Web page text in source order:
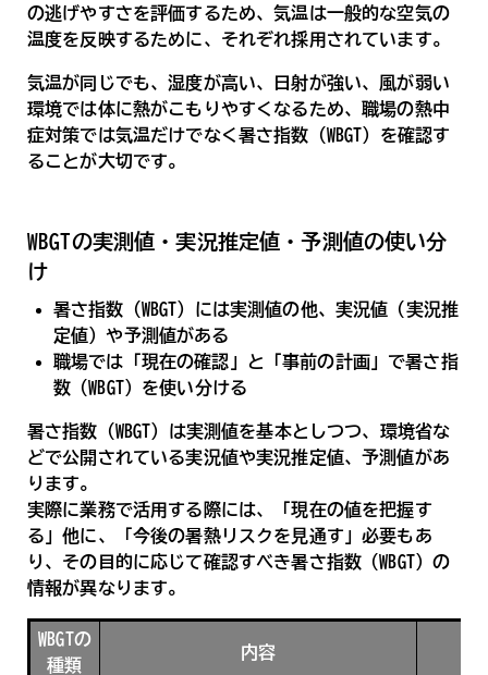
の逃げやすさを評価するため、気温は一般的な空気の
温度を反映するために、それぞれ採用されています。
気温が同じでも、湿度が高い、日射が強い、風が弱い
環境では体に熱がこもりやすくなるため、職場の熱中
症対策では気温だけでなく暑さ指数（WBGT）を確認す
ることが大切です。
WBGTの実測値・実況推定値・予測値の使い分
け
暑さ指数（WBGT）には実測値の他、実況値（実況推
定値）や予測値がある
職場では「現在の確認」と「事前の計画」で暑さ指
数（WBGT）を使い分ける
暑さ指数（WBGT）は実測値を基本としつつ、環境省な
どで公開されている実況値や実況推定値、予測値があ
ります。
実際に業務で活用する際には、「現在の値を把握す
る」他に、「今後の暑熱リスクを見通す」必要もあ
り、その目的に応じて確認すべき暑さ指数（WBGT）の
情報が異なります。
WBGTの
種類
内容